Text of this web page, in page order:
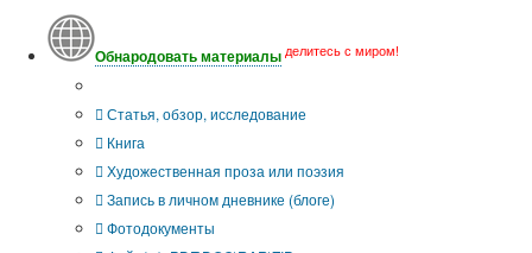
Обнародовать материалы делитесь с миром!
Статья, обзор, исследование
Книга
Художественная проза или поэзия
Запись в личном дневнике (блоге)
Фотодокументы